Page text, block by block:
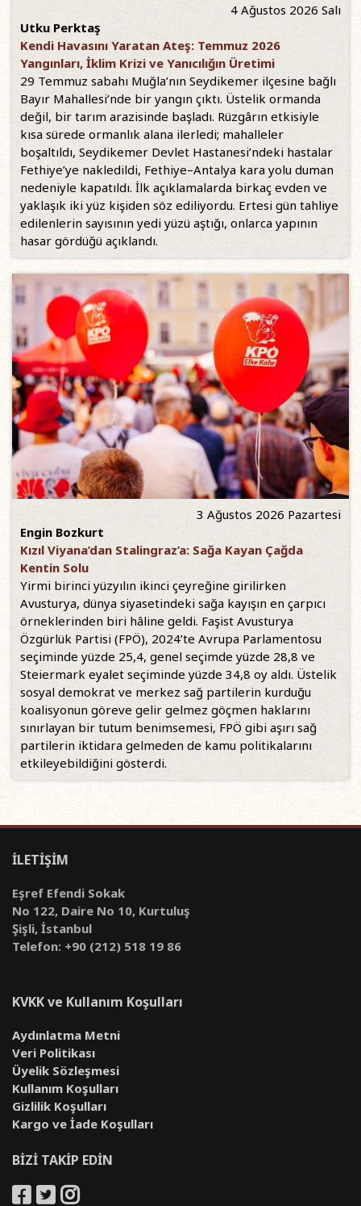
4 Ağustos 2026 Salı
Utku Perktaş
Kendi Havasını Yaratan Ateş: Temmuz 2026
Yangınları, İklim Krizi ve Yanıcılığın Üretimi
29 Temmuz sabahı Muğla’nın Seydikemer ilçesine bağlı
Bayır Mahallesi’nde bir yangın çıktı. Üstelik ormanda
değil, bir tarım arazisinde başladı. Rüzgârın etkisiyle
kısa sürede ormanlık alana ilerledi; mahalleler
boşaltıldı, Seydikemer Devlet Hastanesi’ndeki hastalar
Fethiye’ye nakledildi, Fethiye–Antalya kara yolu duman
nedeniyle kapatıldı. İlk açıklamalarda birkaç evden ve
yaklaşık iki yüz kişiden söz ediliyordu. Ertesi gün tahliye
edilenlerin sayısının yedi yüzü aştığı, onlarca yapının
hasar gördüğü açıklandı.
3 Ağustos 2026 Pazartesi
Engin Bozkurt
Kızıl Viyana’dan Stalingraz’a: Sağa Kayan Çağda
Kentin Solu
Yirmi birinci yüzyılın ikinci çeyreğine girilirken
Avusturya, dünya siyasetindeki sağa kayışın en çarpıcı
örneklerinden biri hâline geldi. Faşist Avusturya
Özgürlük Partisi (FPÖ), 2024’te Avrupa Parlamentosu
seçiminde yüzde 25,4, genel seçimde yüzde 28,8 ve
Steiermark eyalet seçiminde yüzde 34,8 oy aldı. Üstelik
sosyal demokrat ve merkez sağ partilerin kurduğu
koalisyonun göreve gelir gelmez göçmen haklarını
sınırlayan bir tutum benimsemesi, FPÖ gibi aşırı sağ
partilerin iktidara gelmeden de kamu politikalarını
etkileyebildiğini gösterdi.
İLETİŞİM
Eşref Efendi Sokak
No 122, Daire No 10, Kurtuluş
Şişli, İstanbul
Telefon: +90 (212) 518 19 86
KVKK ve Kullanım Koşulları
Aydınlatma Metni
Veri Politikası
Üyelik Sözleşmesi
Kullanım Koşulları
Gizlilik Koşulları
Kargo ve İade Koşulları
BİZİ TAKİP EDİN